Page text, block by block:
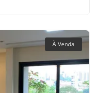
À Venda